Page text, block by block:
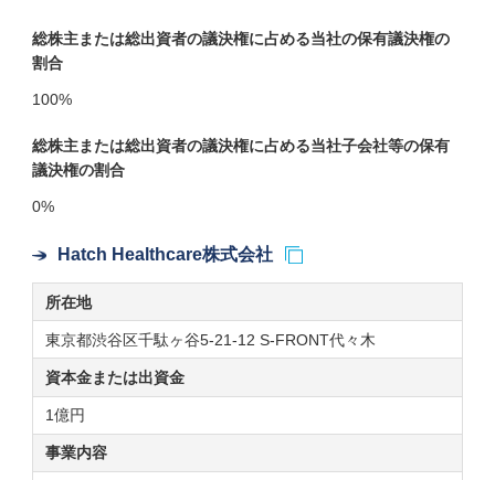
総株主または総出資者の議決権に占める当社の保有議決権の
割合
100%
総株主または総出資者の議決権に占める当社子会社等の保有
議決権の割合
0%
Hatch Healthcare株式会社
所在地
東京都渋谷区千駄ヶ谷5-21-12 S-FRONT代々木
資本金または出資金
1億円
事業内容